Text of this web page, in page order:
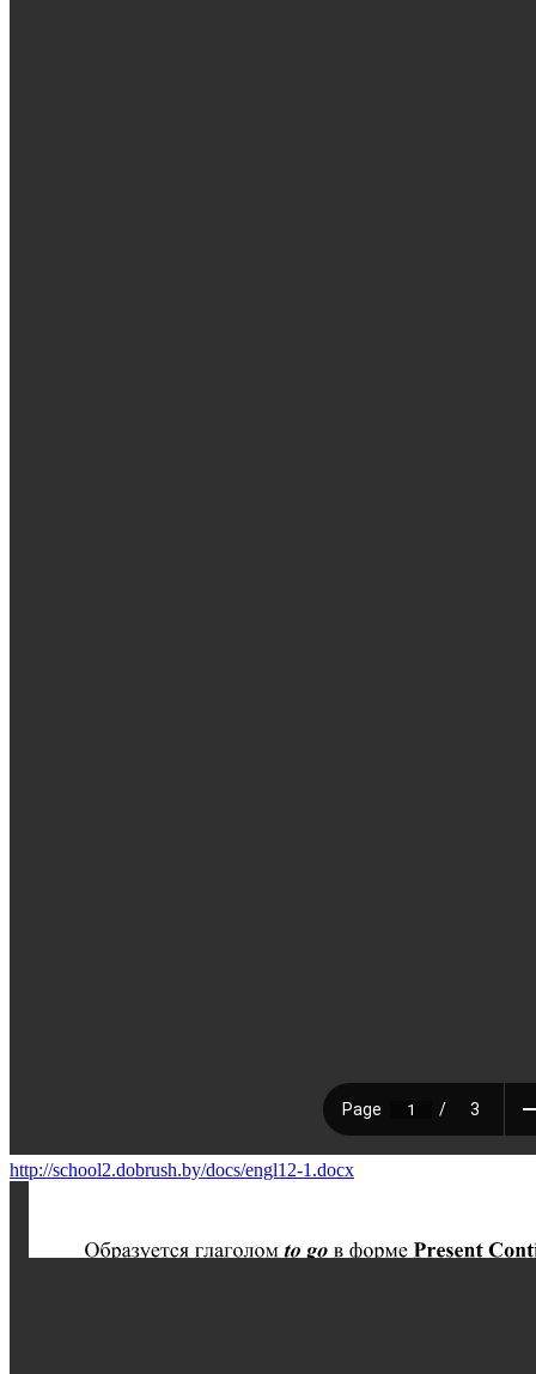
http://school2.dobrush.by/docs/engl12-1.docx